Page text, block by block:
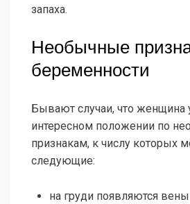
запаха.
Необычные
беременности
Бывают случаи, что женщина
интересном положении по
признакам, к числу которых
следующие:
на груди появляются